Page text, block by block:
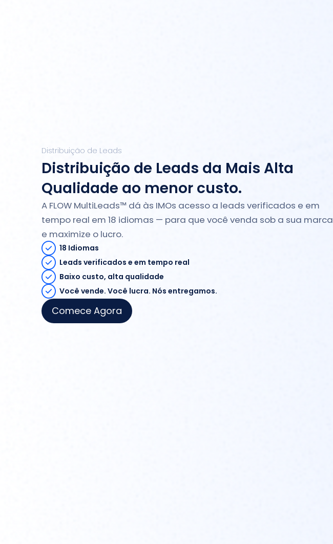
Distribuição de Leads
Distribuição de Leads da Mais Alta
Qualidade ao menor custo.
A FLOW MultiLeads™ dá às IMOs acesso a leads verificados e em
tempo real em 18 idiomas — para que você venda sob a sua marca
e maximize o lucro.
18 Idiomas
Leads verificados e em tempo real
Baixo custo, alta qualidade
Você vende. Você lucra. Nós entregamos.
Comece Agora